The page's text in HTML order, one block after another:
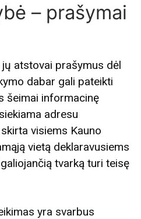
– prašymai
atstovai prašymus dėl
dabar gali pateikti
šeimai informacinę
adresu
visiems Kauno
vietą deklaravusiems
tvarką turi teisę
yra svarbus